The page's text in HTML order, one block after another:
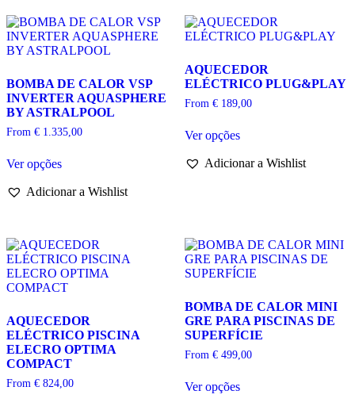
BOMBA DE CALOR VSP
INVERTER AQUASPHERE
BY ASTRALPOOL
From € 1.335,00
Ver opçõesproduct
multiple
may
be
chosen
on
product
page
Adicionar a Wishlist
AQUECEDOR
ELÉCTRICO PLUG&PLAY
From €189,00
Ver opçõesproduct
multiple
chosen
on
the
page
Adicionar a Wishlist
AQUECEDOR
ELÉCTRICO PISCINA
ELECRO OPTIMA
COMPACT
From € 824,00
BOMBA DE CALOR MINI
GRE PARA PISCINAS DE
SUPERFÍCIE
From €499,00
Ver opçõesproduct